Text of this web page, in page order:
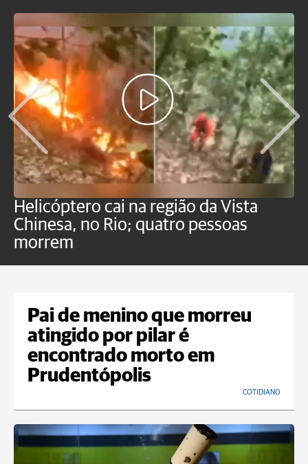
Helicóptero cai na região da Vista
Chinesa, no Rio; quatro pessoas
morrem
Pai de menino que morreu
atingido por pilar é
encontrado morto em
Prudentópolis
COTIDIANO